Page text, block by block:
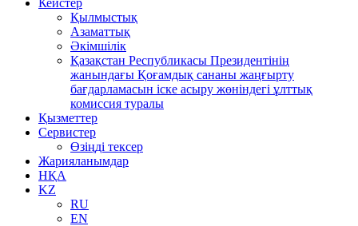
Кейстер
Қылмыстық
Азаматтық
Әкімшілік
Қазақстан Республикасы Президентінің
жанындағы Қоғамдық сананы жаңғырту
бағдарламасын іске асыру жөніндегі ұлттық
комиссия туралы
Қызметтер
Сервистер
Өзіңді тексер
Жарияланымдар
НҚА
KZ
RU
EN